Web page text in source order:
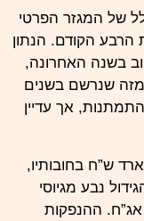
של המגזר הפרטי
ש”ח, גידול של 3% לעומת הרבע הקודם. הנתון
בשנה האחרונה,
מזה שנרשם בשנים
התמתנות, אך עדיין
רשם עלייה של כ-40 מיליארד ש”ח בחובותיו,
הגידול נבע מגיוסי
אג”ח. ההנפקות